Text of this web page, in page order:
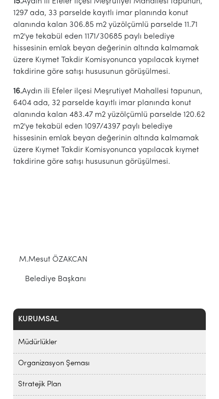
KURUMSAL
Müdürlükler
Organizasyon Şeması
Stratejik Plan
1297 ada, 33 parselde kayıtlı imar planında konut
alanında kalan 306.85 m2 yüzölçümlü parselde 11.71
m2'ye tekabül eden 1171/30685 paylı belediye
hissesinin emlak beyan değerinin altında kalmamak
üzere Kıymet Takdir Komisyonunca yapılacak kıymet
takdirine göre satışı hususunun görüşülmesi.
16.Aydın ili Efeler ilçesi Meşrutiyet Mahallesi tapunun,
6404 ada, 32 parselde kayıtlı imar planında konut
alanında kalan 483.47 m2 yüzölçümlü parselde 120.62
m2'ye tekabül eden 1097/4397 paylı belediye
hissesinin emlak beyan değerinin altında kalmamak
üzere Kıymet Takdir Komisyonunca yapılacak kıymet
takdirine göre satışı hususunun görüşülmesi.
M.Mesut ÖZAKCAN
Belediye Başkanı